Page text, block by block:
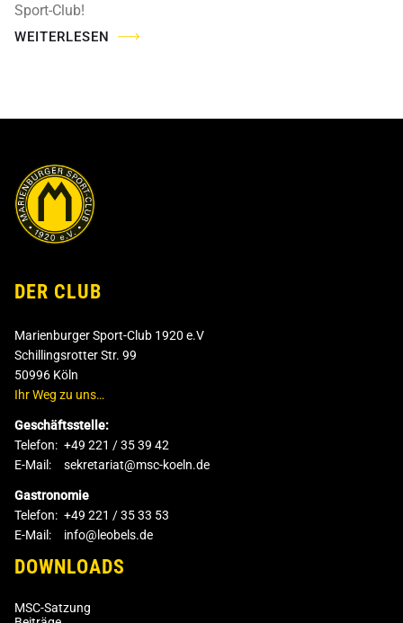
Sport-Club!
WEITERLESEN
DER CLUB
Marienburger Sport-Club 1920 e.V
Schillingsrotter Str. 99
50996 Köln
Ihr Weg zu uns…
Geschäftsstelle:
Telefon: +49 221 / 35 39 42
E-Mail:
sekretariat@msc-koeln.de
Gastronomie
Telefon: +49 221 / 35 33 53
E-Mail:
info@leobels.de
DOWNLOADS
MSC-Satzung